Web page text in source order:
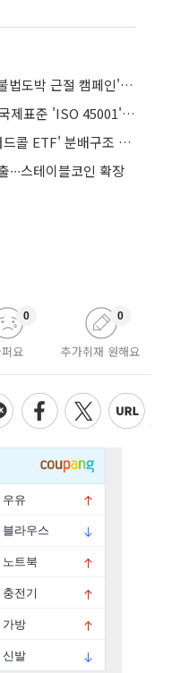
김영성 KB자산운용 대표, '청소년 불법도박 근절 캠페인' 동참
KB자산운용, 안전보건경영시스템 국제표준 'ISO 45001' 인증 획득
KB자산운용 'RISE 데일리고정커버드콜 ETF' 분배구조 변경
스테이블코인 확장
요
0
추가취재 원해요
0